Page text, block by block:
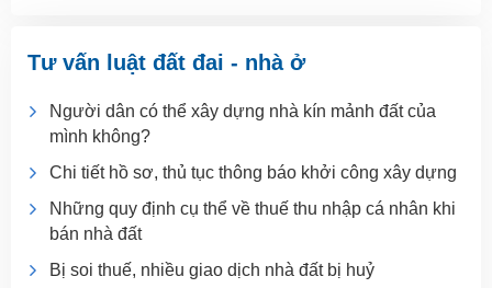
Tư vấn luật đất đai - nhà ở
Người dân có thể xây dựng nhà kín mảnh đất của
mình không?
Chi tiết hồ sơ, thủ tục thông báo khởi công xây dựng
Những quy định cụ thể về thuế thu nhập cá nhân khi
bán nhà đất
Bị soi thuế, nhiều giao dịch nhà đất bị huỷ